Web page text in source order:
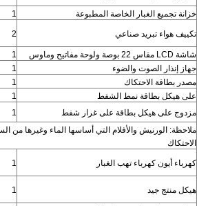
خزانة تجميع الغبار الخاصة المطبوعة 1
تكييف هواء تبريد صناعي 2
شاشة LCD مقاس 22 بوصة ولوحة مفاتيح وماوس
1
جهاز إنذار الصوت والضوء
1
مصدر بطاقة الاحتكاك
1
على هيكل بطاقة نمط الشفط
1
مزدوج على هيكل بطاقة على غرار شفط
1
ملاحظة: الورنيش والأفلام التي أساسها الماء وغيرها
الاحتكاك
كهرباء أيون كهرباء تهب الغبار 1
هيكل منتج جيد 1